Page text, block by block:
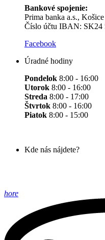
Bankové spojenie:
Prima banka a.s., Košice
Číslo účtu IBAN: SK24
Facebook
Úradné hodiny
Pondelok 8:00 - 16:00
Utorok 8:00 - 16:00
Streda 8:00 - 17:00
Štvrtok 8:00 - 16:00
Piatok 8:00 - 15:00
Kde nás nájdete?
hore